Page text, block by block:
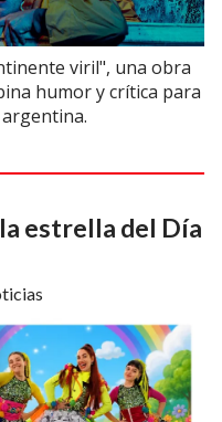
viril", una obra
humor y crítica para
estrella del Día